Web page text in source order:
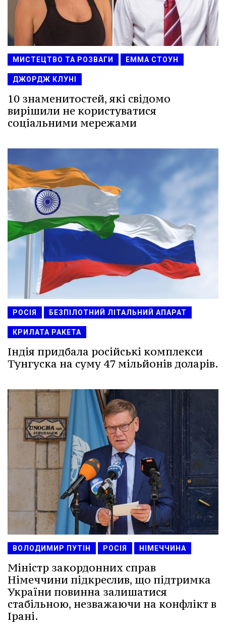
МИСТЕЦТВО ТА РОЗВАГИ ЕММА СТОУН
ДЖОРДЖ КЛУНІ
10 знаменитостей, які свідомо
вирішили не користуватися
соціальними мережами
РОСІЯ БЕЗПІЛОТНИЙ ЛІТАЛЬНИЙ АПАРАТ
КРИЛАТА РАКЕТА
Індія придбала російські комплекси
Тунгуска на суму 47 мільйонів доларів.
ВОЛОДИМИР ПУТІН РОСІЯ НІМЕЧЧИНА
Міністр закордонних справ
Німеччини підкреслив, що підтримка
України повинна залишатися
стабільною, незважаючи на конфлікт в
Ірані.